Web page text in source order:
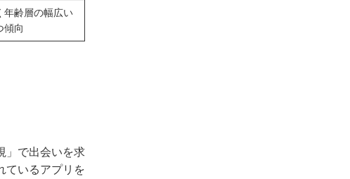
年齢層の幅広い
傾向
」で出会いを求
ているアプリを